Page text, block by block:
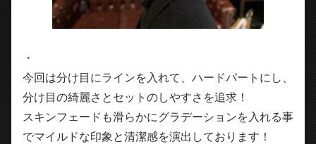
・
今回は分け目にラインを入れて、ハードパートにし、
分け目の綺麗さとセットのしやすさを追求！
スキンフェードも滑らかにグラデーションを入れる事
でマイルドな印象と清潔感を演出しております！